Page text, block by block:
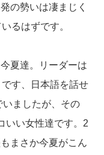
の勢いは凄まじく
るはずです。
夏達。リーダーは
す、日本語を話せ
ましたが、その
いい女性達です。2
まさか今夏がこん